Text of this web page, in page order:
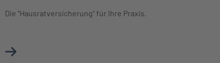
Die "Hausratversicherung" für Ihre Praxis.
Mehr über Praxisinhaltsversicherung erfahren